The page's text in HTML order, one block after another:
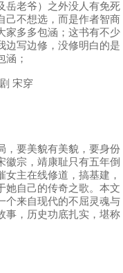
岳老爷）之外没人有免死
己不想选，而是作者智商
家多多包涵；这书有不少
边写边修，没修明白的是
涵；
宋穿
，要美貌有美貌，要身份
徽宗，靖康耻只有五年倒
主在线修道，搞基建，
她自己的传奇之歌。本文
个来自现代的不屈灵魂与
事，历史功底扎实，堪称